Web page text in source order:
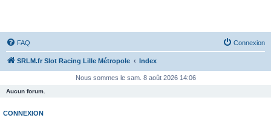
FAQ Connexion
SRLM.fr Slot Racing Lille Métropole Index
Nous sommes le sam. 8 août 2026 14:06
Aucun forum.
CONNEXION